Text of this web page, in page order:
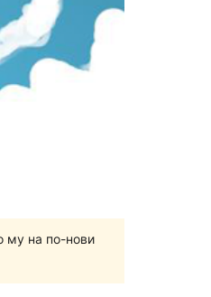
му на по-нови